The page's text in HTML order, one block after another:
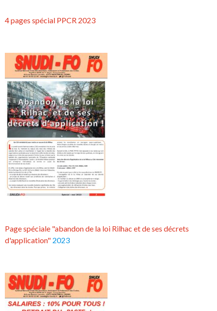
4 pages spécial PPCR 2023
Page spéciale "abandon de la loi Rilhac et de ses décrets
d'application" 2023